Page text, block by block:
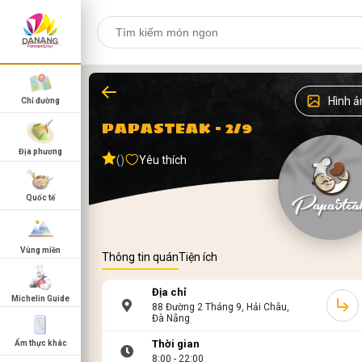
Chỉ đường
Địa phương
Quốc tế
Vùng miền
Michelin Guide
Ẩm thực khác
Hình
PAPASTEAK - 2/9
() Yêu thích
Thông tin quánTiện ích
Địa chỉ
88 Đường 2 Tháng 9, Hải Châu,
Đà Nẵng
Thời gian
8:00 - 22:00